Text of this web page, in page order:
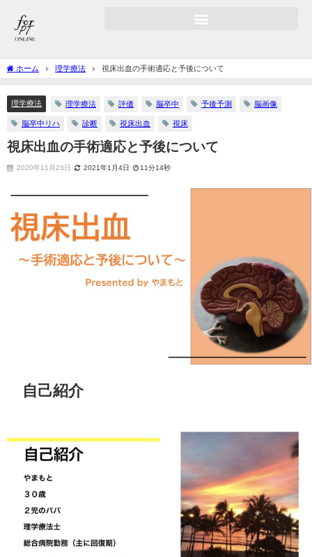
ホーム 理学療法 視床出血の手術適応と予後について
理学療法 理学療法 評価 脳卒中 予後予測 脳画像
脳卒中リハ 診断 視床出血 視床
視床出血の手術適応と予後について
2020年11月23日 2021年1月4日 11分14秒
自己紹介